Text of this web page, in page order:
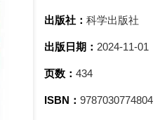
出版社： 科学出版社
出版日期： 2024-11-01
页数： 434
ISBN： 9787030774804